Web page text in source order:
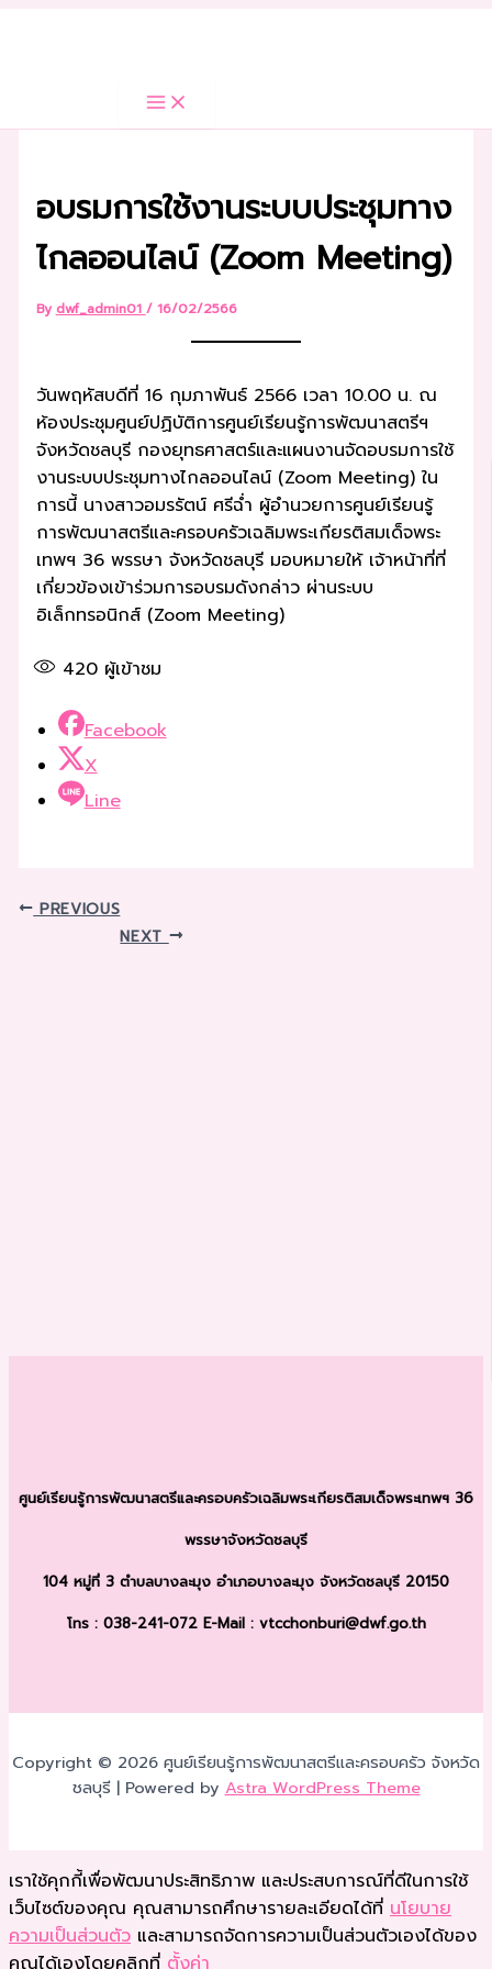
อบรมการใช้งานระบบประชุมทาง
ไกลออนไลน์ (Zoom Meeting)
By dwf_admin01 / 16/02/2566
วันพฤหัสบดีที่ 16 กุมภาพันธ์ 2566 เวลา 10.00 น. ณ
ห้องประชุมศูนย์ปฏิบัติการศูนย์เรียนรู้การพัฒนาสตรีฯ
จังหวัดชลบุรี กองยุทธศาสตร์และแผนงานจัดอบรมการใช้
งานระบบประชุมทางไกลออนไลน์ (Zoom Meeting) ใน
การนี้ นางสาวอมรรัตน์ ศรีฉ่ำ ผู้อำนวยการศูนย์เรียนรู้
การพัฒนาสตรีและครอบครัวเฉลิมพระเกียรติสมเด็จพระ
เทพฯ 36 พรรษา จังหวัดชลบุรี มอบหมายให้ เจ้าหน้าที่ที่
เกี่ยวข้องเข้าร่วมการอบรมดังกล่าว ผ่านระบบ
อิเล็กทรอนิกส์ (Zoom Meeting)
420ผู้เข้าชม
Facebook
X
Line
PREVIOUS
NEXT
ศูนย์เรียนรู้การพัฒนาสตรีและครอบครัวเฉลิมพระเกียรติสมเด็จพระเทพฯ 36
พรรษาจังหวัดชลบุรี
104 หมู่ที่ 3 ตำบลบางละมุง อำเภอบางละมุง จังหวัดชลบุรี 20150
โทร : 038-241-072 E-Mail : vtcchonburi@dwf.go.th
Copyright © 2026 ศูนย์เรียนรู้การพัฒนาสตรีและครอบครัว จังหวัด
ชลบุรี | Powered byAstra WordPress Theme
เราใช้คุกกี้เพื่อพัฒนาประสิทธิภาพ และประสบการณ์ที่ดีในการใช้
เว็บไซต์ของคุณ คุณสามารถศึกษารายละเอียดได้ที่ นโยบาย
ความเป็นส่วนตัว และสามารถจัดการความเป็นส่วนตัวเองได้ของ
คุณได้เองโดยคลิกที่ ตั้งค่า